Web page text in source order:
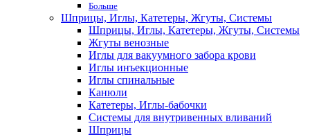
Больше
Шприцы, Иглы, Катетеры, Жгуты, Системы
Шприцы, Иглы, Катетеры, Жгуты, Системы
Жгуты венозные
Иглы для вакуумного забора крови
Иглы инъекционные
Иглы спинальные
Канюли
Катетеры, Иглы-бабочки
Системы для внутривенных вливаний
Шприцы